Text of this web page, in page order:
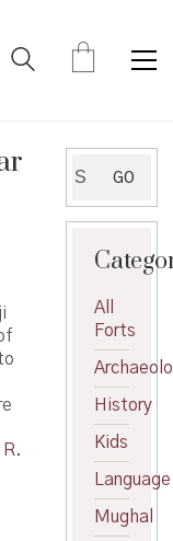
R.
for:
GO
All
Forts
History
Kids
Language
Mughal